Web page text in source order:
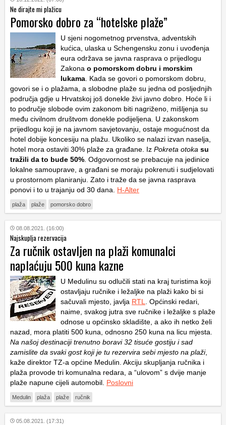
Ne dirajte mi plažicu
Pomorsko dobro za “hotelske plaže”
U sjeni nogometnog prvenstva, adventskih
kućica, ulaska u Schengensku zonu i uvođenja
eura održava se javna rasprava o prijedlogu
Zakona o pomorskom dobru i morskim
lukama . Kada se govori o pomorskom dobru,
govori se i o plažama, a slobodne plaže su jedna od posljednjih
područja gdje u Hrvatskoj još donekle živi javno dobro. Hoće li i
to područje slobode ovim zakonom biti nagriženo, mišljenja su
među civilnom društvom donekle podijeljena. U zakonskom
prijedlogu koji je na javnom savjetovanju, ostaje mogućnost da
hotel dobije koncesiju na plažu. Ukoliko se nalazi izvan naselja,
hotel mora ostaviti 30% plaže za građane. Iz Pokreta otoka su
tražili da to bude 50% . Odgovornost se prebacuje na jedinice
lokalne samouprave, a građani se moraju pokrenuti i sudjelovati
u prostornom planiranju. Zato i traže da se javna rasprava
ponovi i to u trajanju od 30 dana. H-Alter
plaža plaže pomorsko dobro
08.08.2021. (16:00)
Najskuplja rezervacija
Za ručnik ostavljen na plaži komunalci
naplaćuju 500 kuna kazne
U Medulinu su odlučili stati na kraj turistima koji
ostavljaju ručnike i ležaljke na plaži kako bi si
sačuvali mjesto, javlja RTL
. Općinski redari,
naime, svakog jutra sve ručnike i ležaljke s plaže
odnose u općinsko skladište, a ako ih netko želi
nazad, mora platiti 500 kuna, odnosno 250 kuna na licu mjesta.
Na našoj destinaciji trenutno boravi 32 tisuće gostiju i sad
zamislite da svaki gost koji je tu rezervira sebi mjesto na plaži,
kaže direktor TZ-a općine Medulin. Akciju skupljanja ručnika i
plaža provode tri komunalna redara, a “ulovom” s dvije manje
plaže napune cijeli automobil. Poslovni
Medulin plaža plaže ručnik
05.08.2021. (17:31)